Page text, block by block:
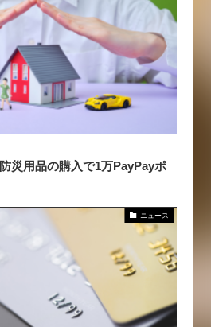
災用品の購入で1万PayPayポ
ニュース